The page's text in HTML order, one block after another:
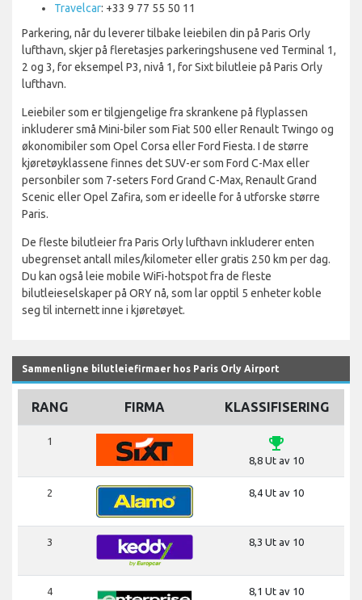
Travelcar: +33 9 77 55 50 11
Parkering, når du leverer tilbake leiebilen din på Paris Orly
lufthavn, skjer på fleretasjes parkeringshusene ved Terminal 1,
2 og 3, for eksempel P3, nivå 1, for Sixt bilutleie på Paris Orly
lufthavn.
Leiebiler som er tilgjengelige fra skrankene på flyplassen
inkluderer små Mini-biler som Fiat 500 eller Renault Twingo og
økonomibiler som Opel Corsa eller Ford Fiesta. I de større
kjøretøyklassene finnes det SUV-er som Ford C-Max eller
personbiler som 7-seters Ford Grand C-Max, Renault Grand
Scenic eller Opel Zafira, som er ideelle for å utforske større
Paris.
De fleste bilutleier fra Paris Orly lufthavn inkluderer enten
ubegrenset antall miles/kilometer eller gratis 250 km per dag.
Du kan også leie mobile WiFi-hotspot fra de fleste
bilutleieselskaper på ORY nå, som lar opptil 5 enheter koble
seg til internett inne i kjøretøyet.
Sammenligne bilutleiefirmaer hos Paris Orly Airport
RANG FIRMA KLASSIFISERING
1 emoji_events
8,8 Ut av 10
2 8,4 Ut av 10
3 8,3 Ut av 10
4 8,1 Ut av 10